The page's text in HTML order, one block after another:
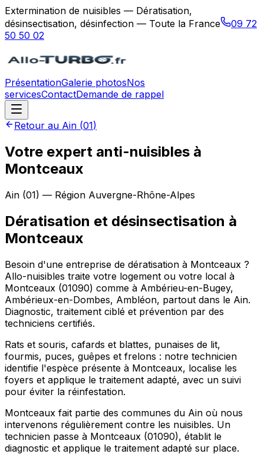
Extermination de nuisibles — Dératisation,
désinsectisation, désinfection — Toute la France
09 72
50 50 02
PrésentationGalerie photosNos
servicesContactDemande de rappel
Retour au Ain (01)
Votre expert anti-nuisibles à
Montceaux
Ain (01) — Région Auvergne-Rhône-Alpes
Dératisation et désinsectisation à
Montceaux
Besoin d'une entreprise de dératisation à Montceaux ?
Allo-nuisibles traite votre logement ou votre local à
Montceaux (01090) comme à Ambérieu-en-Bugey,
Ambérieux-en-Dombes, Ambléon, partout dans le Ain.
Diagnostic, traitement ciblé et prévention par des
techniciens certifiés.
Rats et souris, cafards et blattes, punaises de lit,
fourmis, puces, guêpes et frelons : notre technicien
identifie l'espèce présente à Montceaux, localise les
foyers et applique le traitement adapté, avec un suivi
pour éviter la réinfestation.
Montceaux fait partie des communes du Ain où nous
intervenons régulièrement contre les nuisibles. Un
technicien passe à Montceaux (01090), établit le
diagnostic et applique le traitement adapté sur place.